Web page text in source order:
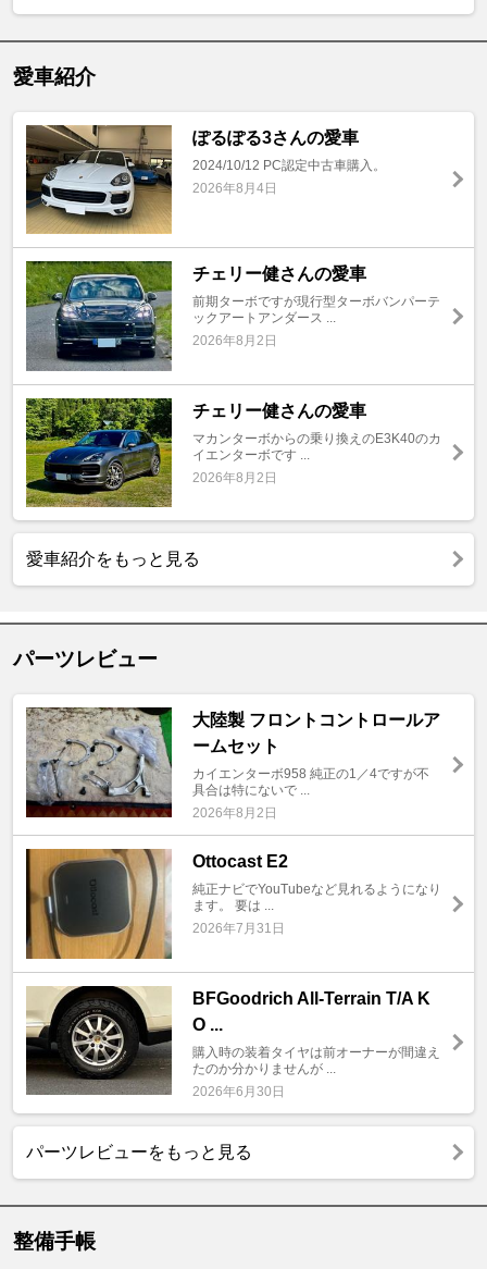
愛車紹介
ぽるぽる3さんの愛車
2024/10/12 PC認定中古車購入。
2026年8月4日
チェリー健さんの愛車
前期ターボですが現行型ターボバンパーテ
ックアートアンダース ...
2026年8月2日
チェリー健さんの愛車
マカンターボからの乗り換えのE3K40のカ
イエンターボです ...
2026年8月2日
愛車紹介をもっと見る
パーツレビュー
大陸製 フロントコントロールア
ームセット
カイエンターボ958 純正の1／4ですが不
具合は特にないで ...
2026年8月2日
Ottocast E2
純正ナビでYouTubeなど見れるようになり
ます。 要は ...
2026年7月31日
BFGoodrich All-Terrain T/A K
O ...
購入時の装着タイヤは前オーナーが間違え
たのか分かりませんが ...
2026年6月30日
パーツレビューをもっと見る
整備手帳